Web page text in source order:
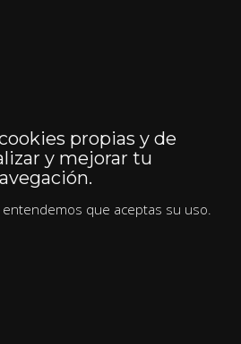
propias y de
y mejorar tu
que aceptas su uso.